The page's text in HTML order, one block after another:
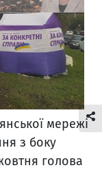
мережі
з боку
голова